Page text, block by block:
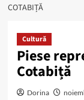
COTABIȚĂ
Cultură
Piese
Cotabiță
Dorina